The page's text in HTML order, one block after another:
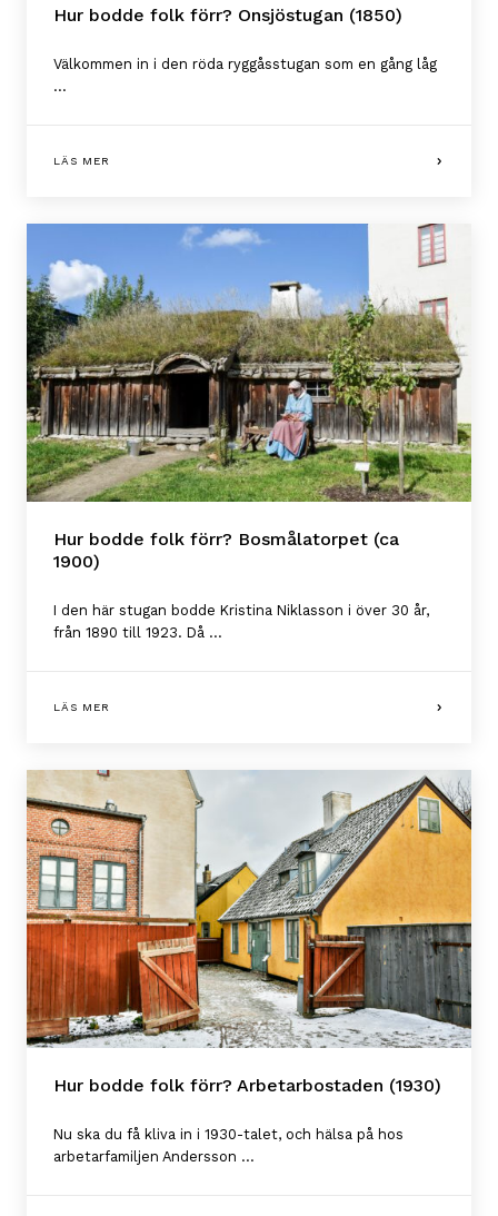
Hur bodde folk förr? Onsjöstugan (1850)
Välkommen in i den röda ryggåsstugan som en gång låg
...
LÄS MER
Hur bodde folk förr? Bosmålatorpet (ca
1900)
I den här stugan bodde Kristina Niklasson i över 30 år,
från 1890 till 1923. Då ...
LÄS MER
Hur bodde folk förr? Arbetarbostaden (1930)
Nu ska du få kliva in i 1930-talet, och hälsa på hos
arbetarfamiljen Andersson ...